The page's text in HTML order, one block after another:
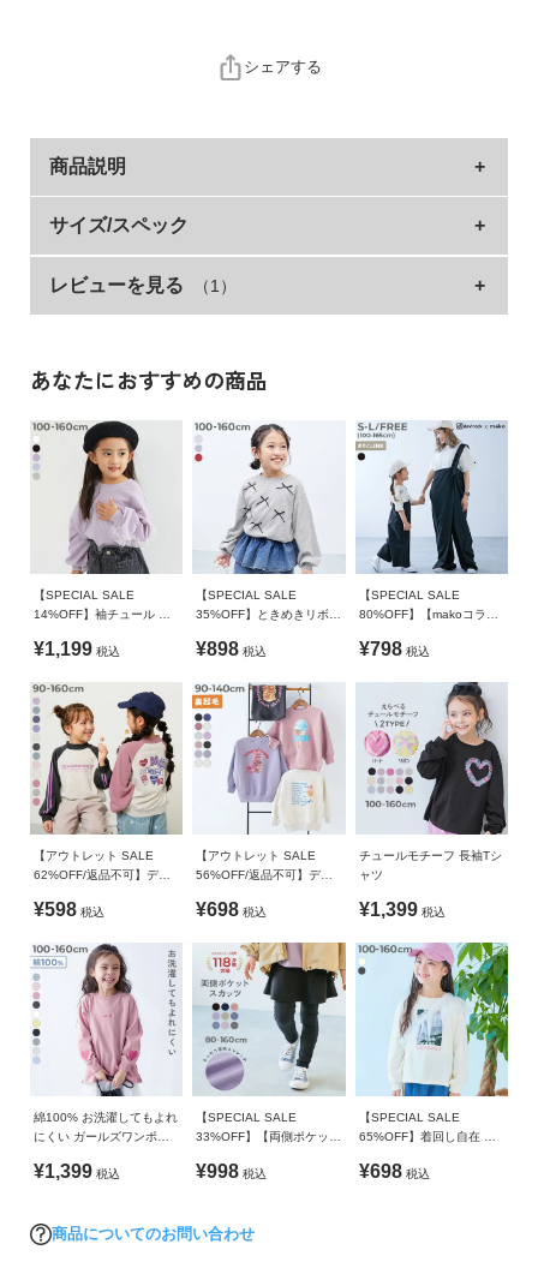
イ
ド・
ビ
ッ
ク
に
お
買
物
ガ
イ
ド
く
あ
ご
質
問
FOLLOW
シェアする
商品説明
好みに合わせてえらべる3つのフリルデザインが魅力。
■素材
丈夫で型崩れしにくいため、ご家庭でのお洗濯にも適していま
す。
伸縮性：ふつう
■スタイリング
トップスを主役にデニムなどのカジュアルなアイテムを合わせ
髪はアップスタイルにすると、さらにアクティブな印象になり
ます。
サイズ/スペック
サイズ 着丈
肩幅
130cm
47.5 44 40
43
140cm
47
46
150cm
50 50.5
49
160cm
60.5 53 53 52
»サイズガイド
素材・仕様
生産国
CHINA
備考
洗濯方法
洗濯機洗い可(デリケート洗い) / 漂白剤使用不可 / 乾燥機使用
不可 / 日陰つり干し/ 洗濯ネット使用
ご注意事項
・乾燥機のご使用はお避けください。
・摩擦や水、汗などで色が移ることがあります。ご注意くだ
さい。
・平置きにて採寸しているため、サイズや形に多少の誤差が
生じる場合があります。あらかじめご了承ください。
・生産時期により、多少色味が異なる場合がございますが、
素材・サイズ等の品質に違いはございません。
・ご使用のパソコンやブラウザの環境により、実際の色とは
レビューを見る （1）
あなたにおすすめの商品
【SPECIAL SALE
14%OFF】袖チュール 長
¥1,199 税込
【SPECIAL SALE
35%OFF】ときめきリボン
¥898 税込
【SPECIAL SALE
80%OFF】【makoコラ
ンショルダーサロペット
¥798 税込
【アウトレット SALE
62%OFF/返品不可】デビ
グラン トレーナー
¥598 税込
【アウトレット SALE
56%OFF/返品不可】デビ
BIGシルエット プリントト
¥698 税込
チュールモチーフ 長袖Tシ
ャツ
¥1,399 税込
綿100% お洗濯してもよれ
にくい ガールズワンポイ
¥1,399 税込
【SPECIAL SALE
33%OFF】【両側ポケット
10分丈 無地スカッツ
¥998 税込
【SPECIAL SALE
65%OFF】着回し自在 チ
リントTシャツセット
¥698 税込
商品についてのお問い合わせ